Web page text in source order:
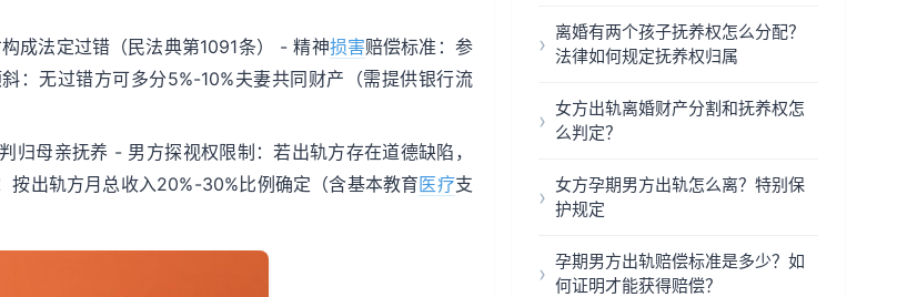
成法定过错（民法典第1091条） - 精神损害赔偿标准：参
：无过错方可多分5%-10%夫妻共同财产（需提供银行流
归母亲抚养 - 男方探视权限制：若出轨方存在道德缺陷，
出轨方月总收入20%-30%比例确定（含基本教育医疗支
离婚有两个孩子抚养权怎么分配？
法律如何规定抚养权归属
女方出轨离婚财产分割和抚养权怎
么判定？
女方孕期男方出轨怎么离？特别保
护规定
孕期男方出轨赔偿标准是多少？如
何证明才能获得赔偿？